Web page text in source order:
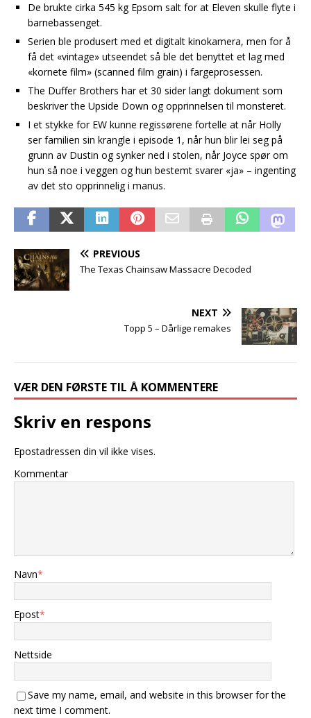
De brukte cirka 545 kg Epsom salt for at Eleven skulle flyte i
barnebassenget.
Serien ble produsert med et digitalt kinokamera, men for å
få det «vintage» utseendet så ble det benyttet et lag med
«kornete film» (scanned film grain) i fargeprosessen.
The Duffer Brothers har et 30 sider langt dokument som
beskriver the Upside Down og opprinnelsen til monsteret.
I et stykke for EW kunne regissørene fortelle at når Holly
ser familien sin krangle i episode 1, når hun blir lei seg på
grunn av Dustin og synker ned i stolen, når Joyce spør om
hun så noe i veggen og hun bestemt svarer «ja» – ingenting
av det sto opprinnelig i manus.
PREVIOUS
The Texas Chainsaw Massacre Decoded
NEXT
Topp 5 – Dårlige remakes
VÆR DEN FØRSTE TIL Å KOMMENTERE
Skriv en respons
Epostadressen din vil ikke vises.
Kommentar
Navn*
Epost*
Nettside
Save my name, email, and website in this browser for the
next time I comment.